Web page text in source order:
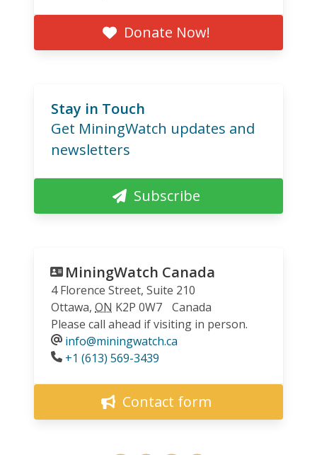
Donate Now!
Stay in Touch
Get MiningWatch updates and
newsletters
Subscribe
MiningWatch Canada
4 Florence Street, Suite 210
Ottawa, ON K2P 0W7
Canada
Please call ahead if visiting in person.
info@miningwatch.ca
Phone
+1 (613) 569-3439
Contact form